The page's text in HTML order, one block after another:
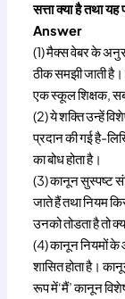
सत्ता क्या है तथा
Answer
(1) मैक्स वेबर के
ठीक समझी जाती
एक स्कूल शिक्षक, सब
(2) ये शक्ति उन्हें
प्रदान की गई है-
का बोध होता है।
(3) कानून सुस्पष्ट
जाते हैं तथा नियम
उनको तोडता है तो
(4) कानून नियमों के
शासित होता है।
रूप में‘मैं’ कानून